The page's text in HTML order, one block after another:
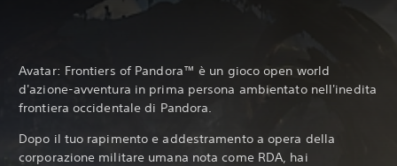
Avatar: Frontiers of Pandora™ è un gioco open world
d'azione-avventura in prima persona ambientato nell'inedita
frontiera occidentale di Pandora.
Dopo il tuo rapimento e addestramento a opera della
corporazione militare umana nota come RDA, hai